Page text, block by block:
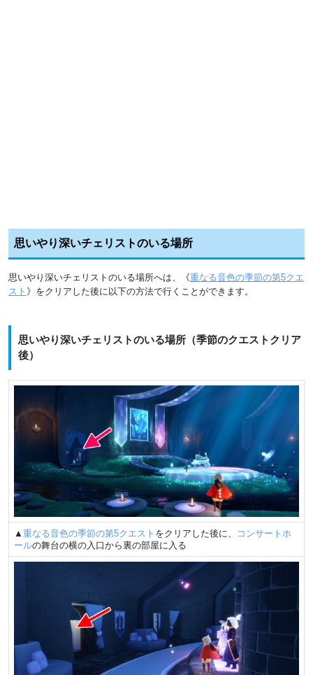
思いやり深いチェリストのいる場所
思いやり深いチェリストのいる場所へは、《重なる音色の季節の第5クエ
スト 》をクリアした後に以下の方法で行くことができます。
思いやり深いチェリストのいる場所（季節のクエストクリア
後）
▲ 重なる音色の季節の第5クエスト をクリアした後に、
コンサートホ
ールの舞台の横の入口から裏の部屋に入る